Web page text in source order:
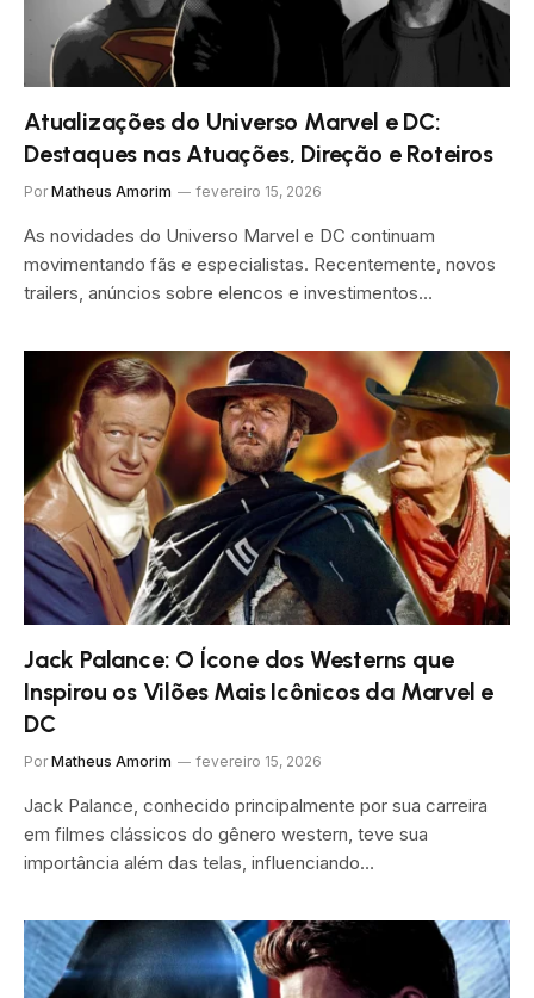
Atualizações do Universo Marvel e DC:
Destaques nas Atuações, Direção e Roteiros
Por Matheus Amorim fevereiro 15, 2026
As novidades do Universo Marvel e DC continuam
movimentando fãs e especialistas. Recentemente, novos
trailers, anúncios sobre elencos e investimentos…
Jack Palance: O Ícone dos Westerns que
Inspirou os Vilões Mais Icônicos da Marvel e
DC
Por Matheus Amorim fevereiro 15, 2026
Jack Palance, conhecido principalmente por sua carreira
em filmes clássicos do gênero western, teve sua
importância além das telas, influenciando…